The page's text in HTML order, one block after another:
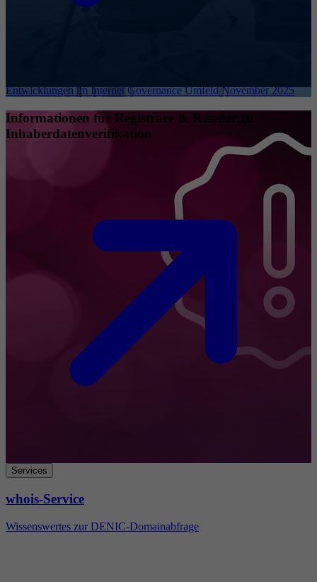
Entwicklungen im Internet Governance Umfeld November 2025
Informationen für Registrare & Reseller zu
Inhaberdatenverifikation
Services
whois-Service
Wissenswertes zur DENIC-Domainabfrage